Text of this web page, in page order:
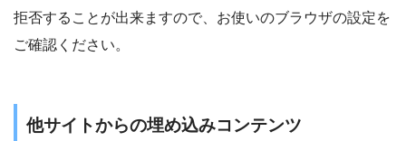
拒否することが出来ますので、お使いのブラウザの設定を
ご確認ください。
他サイトからの埋め込みコンテンツ